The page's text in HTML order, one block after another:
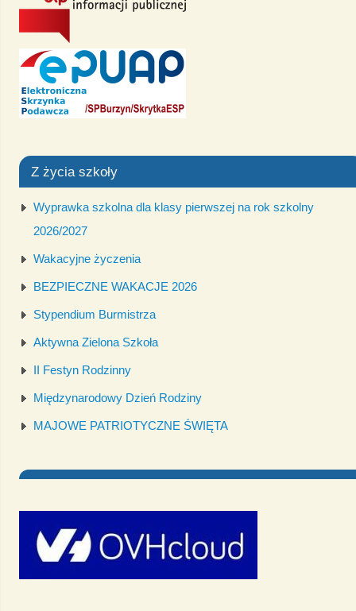
Z życia szkoły
Wyprawka szkolna dla klasy pierwszej na rok szkolny
2026/2027
Wakacyjne życzenia
BEZPIECZNE WAKACJE 2026
Stypendium Burmistrza
Aktywna Zielona Szkoła
II Festyn Rodzinny
Międzynarodowy Dzień Rodziny
MAJOWE PATRIOTYCZNE ŚWIĘTA